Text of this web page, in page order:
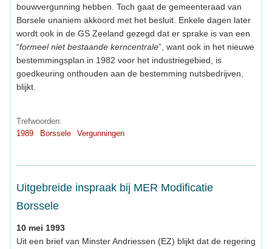
bouwvergunning hebben. Toch gaat de gemeenteraad van
Borsele unaniem akkoord met het besluit. Enkele dagen later
wordt ook in de GS Zeeland gezegd dat er sprake is van een
“formeel niet bestaande kerncentrale”, want ook in het nieuwe
bestemmingsplan in 1982 voor het industriegebied, is
goedkeuring onthouden aan de bestemming nutsbedrijven,
blijkt.
Trefwoorden:
1989
Borssele Vergunningen
Uitgebreide inspraak bij MER Modificatie
Borssele
10 mei 1993
Uit een brief van Minster Andriessen (EZ) blijkt dat de regering